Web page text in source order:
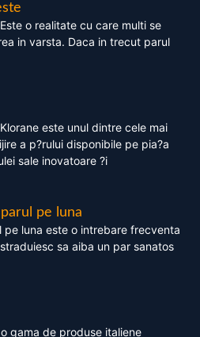
o realitate cu care multi se
in varsta. Daca in trecut parul
este unul dintre cele mai
a p?rului disponibile pe pia?a
sale inovatoare ?i
pe luna
luna este o intrebare frecventa
sa aiba un par sanatos
gama de produse italiene